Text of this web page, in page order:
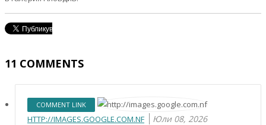
11 COMMENTS
COMMENT LINK
HTTP://IMAGES.GOOGLE.COM.NF Юли 08, 2026